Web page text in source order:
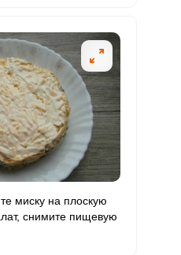
миску на плоскую
снимите пищевую